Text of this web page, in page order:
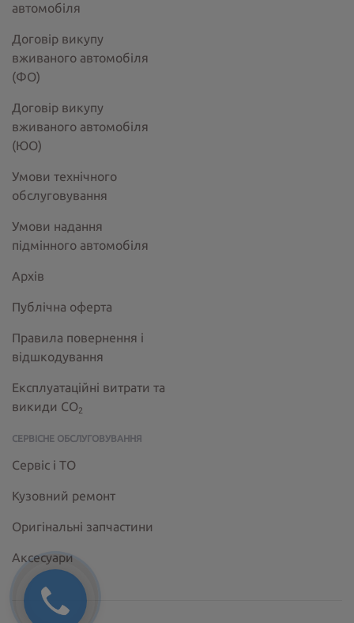
автомобіля
Договір викупу
вживаного автомобіля
(ФО)
Договір викупу
вживаного автомобіля
(ЮО)
Умови технічного
обслуговування
Умови надання
підмінного автомобіля
Архів
Публічна оферта
Правила повернення і
відшкодування
Експлуатаційні витрати та
викиди СО2
СЕРВІСНЕ ОБСЛУГОВУВАННЯ
Сервіс і ТО
Кузовний ремонт
Оригінальні запчастини
Аксесуари